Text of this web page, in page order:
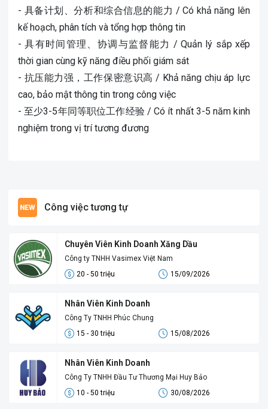
- 具备计划、分析和综合信息的能力 / Có khả năng lên
kế hoạch, phân tích và tổng hợp thông tin
- 具有时间管理、协调与监督能力 / Quản lý sắp xếp
thời gian cùng kỹ năng điều phối giám sát
- 抗压能力强，工作保密意识高 / Khả năng chịu áp lực
cao, bảo mật thông tin trong công việc
- 至少3-5年同等职位工作经验 / Có ít nhất 3-5 năm kinh
nghiệm trong vị trí tương đương
Công việc tương tự
Chuyên Viên Kinh Doanh Xăng Dầu
Công ty TNHH Vasimex Việt Nam
20 - 50 triệu
15/09/2026
Nhân Viên Kinh Doanh
Công Ty TNHH Phúc Chung
15 - 30 triệu
15/08/2026
Nhân Viên Kinh Doanh
Công Ty TNHH Đầu Tư Thương Mại Huy Bảo
10 - 50 triệu
30/08/2026